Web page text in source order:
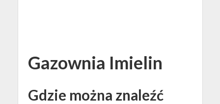
Gazownia Imielin
Gdzie można znaleźć